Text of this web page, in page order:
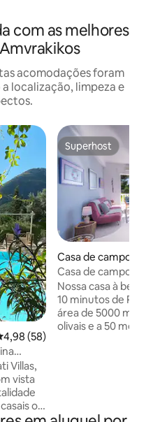
com as melhores
acomodações foram
localização, limpeza e
de uma avaliação média
4,98 (58)
Villas,
vista
ou
três
Superhost
Superhost
Casa de campo ⋅
Casa de campo à
Monolithi
Nossa casa à
10 minutos de
área de 5000
olivais e a 50
quartos, sala de